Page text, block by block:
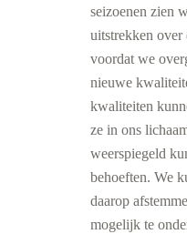
seizoenen zien
uitstrekken over
voordat we
nieuwe
kwaliteiten
ze in ons
weerspiegeld
behoeften. We
daarop
mogelijk te